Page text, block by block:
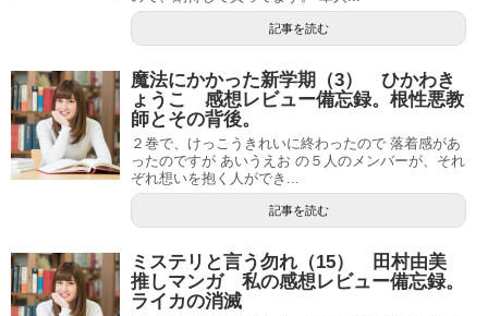
記事を読む
魔法にかかった新学期（3） ひかわき
ょうこ 感想レビュー備忘録。根性悪教
師とその背後。
２巻で、けっこうきれいに終わったので 落着感があ
ったのですが あいうえお の５人のメンバーが、それ
ぞれ想いを抱く人ができ...
記事を読む
ミステリと言う勿れ（15） 田村由美
推しマンガ 私の感想レビュー備忘録。
ライカの消滅